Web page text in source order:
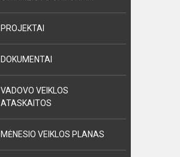
PROJEKTAI
DOKUMENTAI
VADOVO VEIKLOS
ATASKAITOS
MĖNESIO VEIKLOS PLANAS